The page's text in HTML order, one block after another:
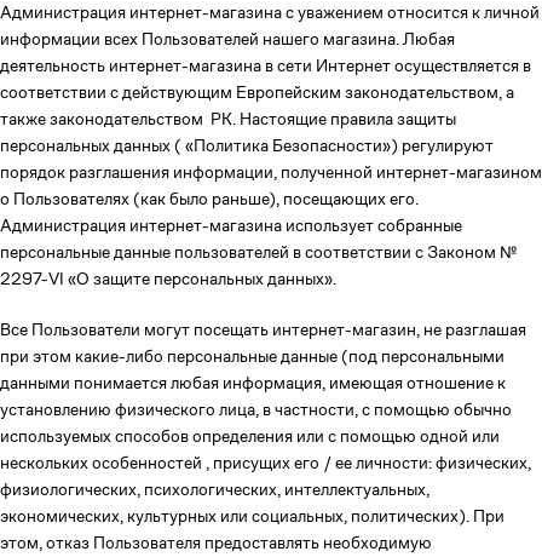
Администрация интернет-магазина с уважением относится к личной
информации всех Пользователей нашего магазина. Любая
деятельность интернет-магазина в сети Интернет осуществляется в
соответствии с действующим Европейским законодательством, а
также законодательством РК. Настоящие правила защиты
персональных данных ( «Политика Безопасности») регулируют
порядок разглашения информации, полученной интернет-магазином
о Пользователях (как было раньше), посещающих его.
Администрация интернет-магазина использует собранные
персональные данные пользователей в соответствии с Законом №
2297-VI «О защите персональных данных».
Все Пользователи могут посещать интернет-магазин, не разглашая
при этом какие-либо персональные данные (под персональными
данными понимается любая информация, имеющая отношение к
установлению физического лица, в частности, с помощью обычно
используемых способов определения или с помощью одной или
нескольких особенностей , присущих его / ее личности: физических,
физиологических, психологических, интеллектуальных,
экономических, культурных или социальных, политических). При
этом, отказ Пользователя предоставлять необходимую